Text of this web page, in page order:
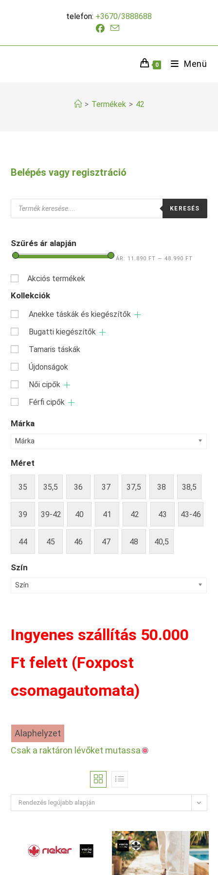
telefon: +3670/3888688
0 Menü
> Termékek > 42
Belépés vagy regisztráció
Products
search
KERESÉS
Szűrés ár alapján
ÁR: 11.890 FT —48.990 FT
Akciós termékek
Kollekciók
Anekke táskák és kiegészítők
Bugatti kiegészítők
Tamaris táskák
Újdonságok
Női cipők
Férfi cipők
Márka
Márka
Méret
35 35,5 36 37 37,5 38 38,5
39 39-42 40 41 42 43 43-46
44 45 46 47 48 40,5
Szín
Szín
Ingyenes szállítás 50.000
Ft felett (Foxpost
csomagautomata)
Alaphelyzet
Csak a raktáron lévőket mutassa
Rendezés legújabb alapján